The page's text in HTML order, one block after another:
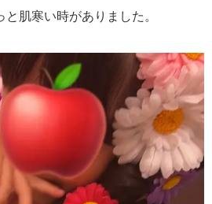
肌寒い時がありました。